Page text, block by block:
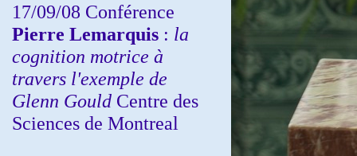
17/09/08 Conférence
Pierre Lemarquis : la
cognition motrice à
travers l'exemple de
Glenn Gould Centre des
Sciences de Montreal